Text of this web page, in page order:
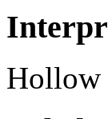
Hollow